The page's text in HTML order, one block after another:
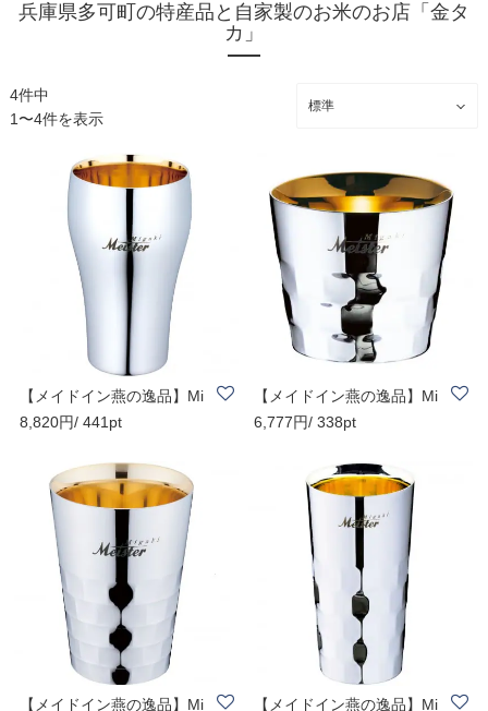
兵庫県多可町の特産品と自家製のお米のお店「金タ
カ」
4件中
1〜4件を表示
【メイドイン燕の逸品】Mi
gaki Meister ..
8,820円/ 441pt
【メイドイン燕の逸品】Mi
gaki Meister ..
6,777円/ 338pt
【メイドイン燕の逸品】Mi 【メイドイン燕の逸品】Mi